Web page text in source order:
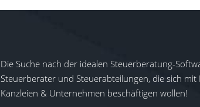
Die Suche nach der idealen Steuerberatung-
Steuerberater und Steuerabteilungen, die sich
Kanzleien & Unternehmen beschäftigen wollen!